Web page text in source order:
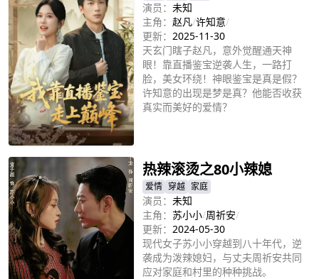
演员： 未知
主角： 赵凡/许知意/
更新： 2025-11-30
天玄门瞎子赵凡，意外觉醒通天神
眼！靠直播鉴宝逆袭人生，一路打
脸，美女环绕！神眼鉴宝是真是假？
许知意的出现是梦是真？他能否收获
真实而美好的爱情？
热辣滚烫之80小辣媳
爱情 穿越 家庭
演员： 未知
主角： 苏小小/周祈安/
更新： 2024-05-30
现代女子苏小小穿越到八十年代，逆
袭成为泼辣媳妇，与丈夫周祈安共同
应对家庭和村里的种种挑战。